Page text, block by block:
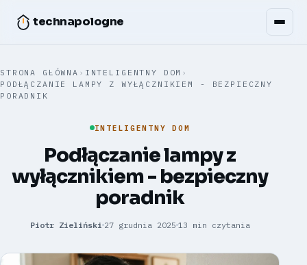
technapologne
STRONA GŁÓWNA › INTELIGENTNY DOM ›
PODŁĄCZANIE LAMPY Z WYŁĄCZNIKIEM - BEZPIECZNY
PORADNIK
INTELIGENTNY DOM
Podłączanie lampy z
wyłącznikiem - bezpieczny
poradnik
Piotr Zieliński 27 grudnia 2025 13 min czytania